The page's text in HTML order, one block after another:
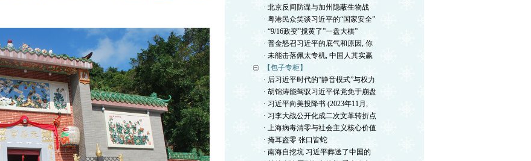
· 北京反间防谍与加州隐蔽生物战
· 粤港民众笑谈习近平的“国家安全”
· “9/16政变”搅黄了”一盘大棋”
· 普金怒召习近平的底气和原因, 你
· 未能击落佩太专机, 中国人其实赢
【包子专柜】
· 后习近平时代的“静音模式”与权力
· 胡锦涛能驾驭习近平保党免于崩盘
· 习近平向美投降书 (2023年11月,
· 习李大战公开化成二次文革转折点
· 上海病毒清零与社会主义核心价值
· 掩耳盗零 张口皆蛇
· 南海自挖坑 习近平葬送了中国的